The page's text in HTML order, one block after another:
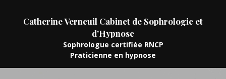
Catherine Verneuil Cabinet de Sophrologie et
d'Hypnose
Sophrologue certifiée RNCP
Praticienne en hypnose